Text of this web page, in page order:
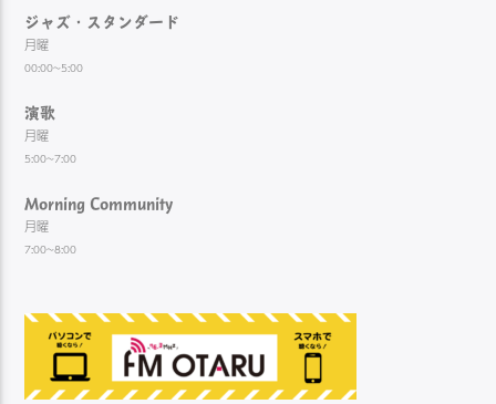
ジャズ・スタンダード
月曜
00:00~5:00
演歌
月曜
5:00~7:00
Morning Community
月曜
7:00~8:00